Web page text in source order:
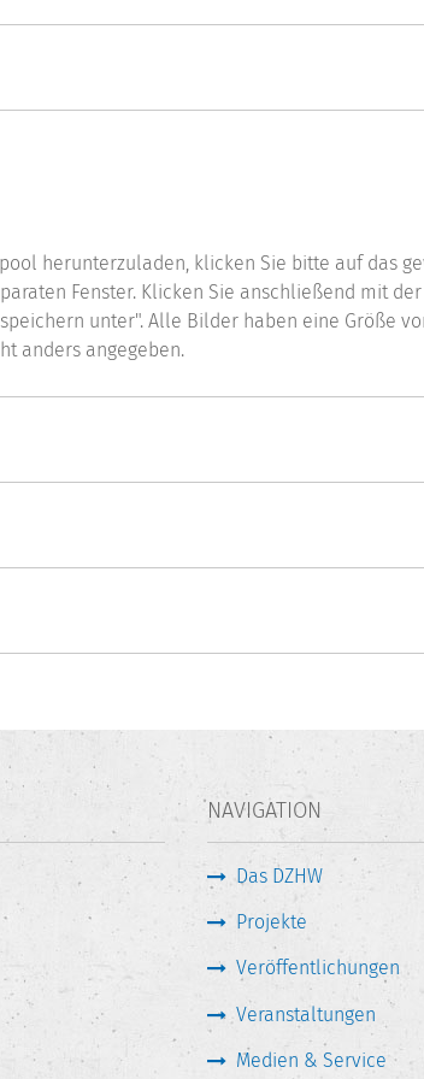
herunterzuladen, klicken Sie bitte auf das
Fenster. Klicken Sie anschließend mit
unter". Alle Bilder haben eine Größe
anders angegeben.
NAVIGATION
Das DZHW
Projekte
Veröffentlichungen
Veranstaltungen
Medien & Service